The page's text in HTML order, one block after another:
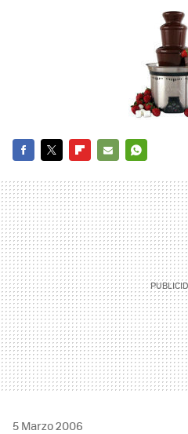
MAIL
5 Marzo 2006